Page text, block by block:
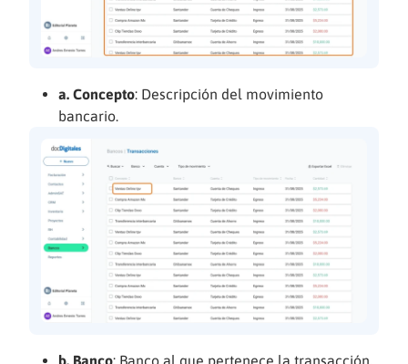
a. Concepto: Descripción del movimiento
bancario.
b. Banco: Banco al que pertenece la transacción.